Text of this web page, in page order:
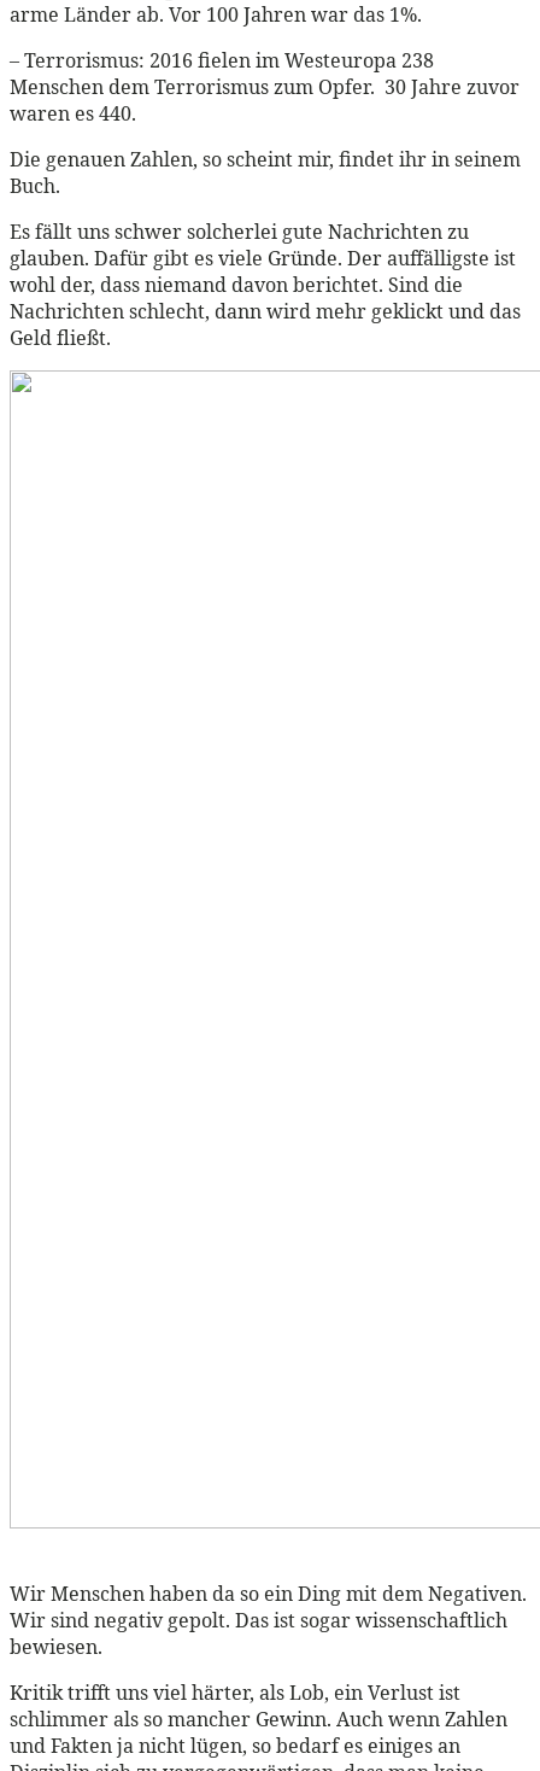
arme Länder ab. Vor 100 Jahren war das 1%.
– Terrorismus: 2016 fielen im Westeuropa 238
Menschen dem Terrorismus zum Opfer. 30 Jahre zuvor
waren es 440.
Die genauen Zahlen, so scheint mir, findet ihr in seinem
Buch.
Es fällt uns schwer solcherlei gute Nachrichten zu
glauben. Dafür gibt es viele Gründe. Der auffälligste ist
wohl der, dass niemand davon berichtet. Sind die
Nachrichten schlecht, dann wird mehr geklickt und das
Geld fließt.
Wir Menschen haben da so ein Ding mit dem Negativen.
Wir sind negativ gepolt. Das ist sogar wissenschaftlich
bewiesen.
Kritik trifft uns viel härter, als Lob, ein Verlust ist
schlimmer als so mancher Gewinn. Auch wenn Zahlen
und Fakten ja nicht lügen, so bedarf es einiges an